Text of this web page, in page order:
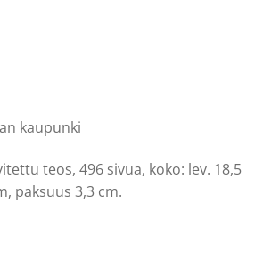
kaupunki
teos, 496 sivua, koko: lev. 18,5
paksuus 3,3 cm.